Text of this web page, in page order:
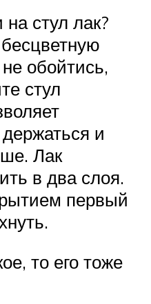
стул лак?
обойтись,
стул
и
Лак
в два слоя.
первый
то его тоже